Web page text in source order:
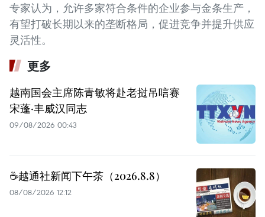
专家认为，允许多家符合条件的企业参与金条生产，
有望打破长期以来的垄断格局，促进竞争并提升供应
灵活性。
更多
越南国会主席陈青敏将赴老挝吊唁赛
宋蓬·丰威汉同志
09/08/2026 00:43
☕️越通社新闻下午茶（2026.8.8）
08/08/2026 12:12